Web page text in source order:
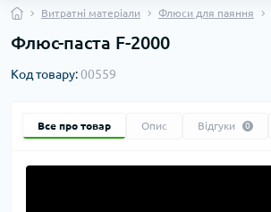
Витратні матеріали Флюси для паяння
Флюс-паста F-2000
Код товару:00559
Все про товар Опис Відгуки 0